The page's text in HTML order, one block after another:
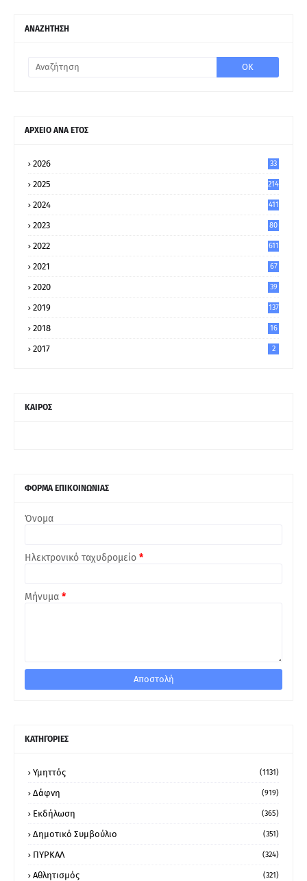
ΑΝΑΖΗΤΗΣΗ
ΑΡΧΕΙΟ ΑΝΑ ΕΤΟΣ
2026 33
2025 214
2024 411
2023
80
2022 611
2021
67
2020
39
2019 137
2018 16
2017 2
ΚΑΙΡΟΣ
ΦΟΡΜΑ ΕΠΙΚΟΙΝΩΝΙΑΣ
Όνομα
Ηλεκτρονικό ταχυδρομείο *
Μήνυμα *
ΚΑΤΗΓΟΡΙΕΣ
Υμηττός (1131)
Δάφνη (919)
Εκδήλωση (365)
Δημοτικό Συμβούλιο (351)
ΠΥΡΚΑΛ (324)
Αθλητισμός (321)